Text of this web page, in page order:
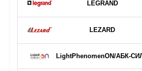
LEGRAND
LEZARD
LightPhenomenON/АБК-